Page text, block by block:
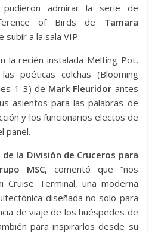
pudieron admirar la serie de
of Birds de Tamara
subir a la sala VIP.
la recién instalada Melting Pot,
poéticas colchas (Blooming
1-3) de Mark Fleuridor antes
asientos para las palabras de
y los funcionarios electos de
panel.
de la División de Cruceros para
MSC, comentó que “nos
Cruise Terminal, una moderna
diseñada no solo para
de viaje de los huéspedes de
para inspirarlos desde su